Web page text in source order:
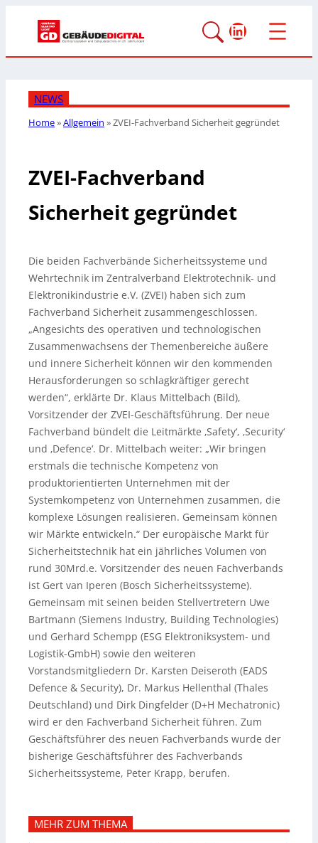
LinkedIn
NEWS
Home»Allgemein »ZVEI-Fachverband Sicherheit gegründet
ZVEI-Fachverband
Sicherheit gegründet
Die beiden Fachverbände Sicherheitssysteme und
Wehrtechnik im Zentralverband Elektrotechnik- und
Elektronikindustrie e.V. (ZVEI) haben sich zum
Fachverband Sicherheit zusammengeschlossen.
„Angesichts des operativen und technologischen
Zusammenwachsens der Themenbereiche äußere
und innere Sicherheit können wir den kommenden
Herausforderungen so schlagkräftiger gerecht
werden“, erklärte Dr. Klaus Mittelbach (Bild),
Vorsitzender der ZVEI-Geschäftsführung. Der neue
Fachverband bündelt die Leitmärkte ‚Safety‘, ‚Security‘
und ‚Defence‘. Dr. Mittelbach weiter: „Wir bringen
erstmals die technische Kompetenz von
produktorientierten Unternehmen mit der
Systemkompetenz von Unternehmen zusammen, die
komplexe Lösungen realisieren. Gemeinsam können
wir Märkte entwickeln.“ Der europäische Markt für
Sicherheitstechnik hat ein jährliches Volumen von
rund 30Mrd.e. Vorsitzender des neuen Fachverbands
ist Gert van Iperen (Bosch Sicherheitssysteme).
Gemeinsam mit seinen beiden Stellvertretern Uwe
Bartmann (Siemens Industry, Building Technologies)
und Gerhard Schempp (ESG Elektroniksystem- und
Logistik-GmbH) sowie den weiteren
Vorstandsmitgliedern Dr. Karsten Deiseroth (EADS
Defence & Security), Dr. Markus Hellenthal (Thales
Deutschland) und Dirk Dingfelder (D+H Mechatronic)
wird er den Fachverband Sicherheit führen. Zum
Geschäftsführer des neuen Fachverbands wurde der
bisherige Geschäftsführer des Fachverbands
Sicherheitssysteme, Peter Krapp, berufen.
MEHR ZUM THEMA